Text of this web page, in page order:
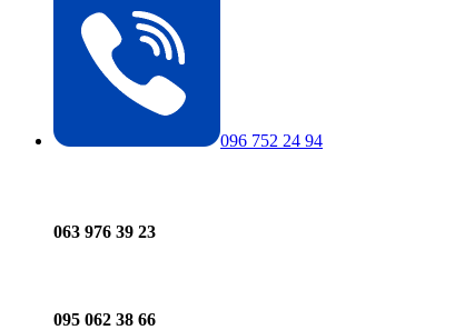
096 752 24 94
063 976 39 23
095 062 38 66